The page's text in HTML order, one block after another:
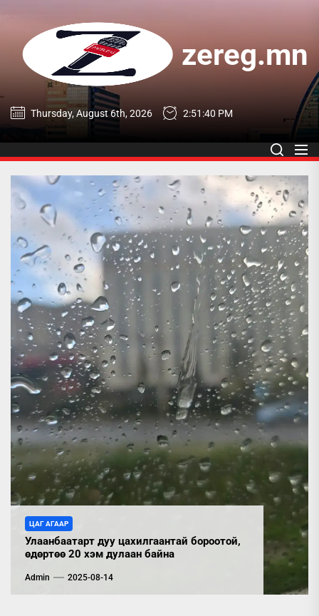
content
zereg.mn
zereg.mn
Thursday, August 6th, 2026 2:51:41 PM
ЦАГ АГААР
Улаанбаатарт дуу цахилгаантай бороотой,
өдөртөө 20 хэм дулаан байна
Admin 2025-08-14